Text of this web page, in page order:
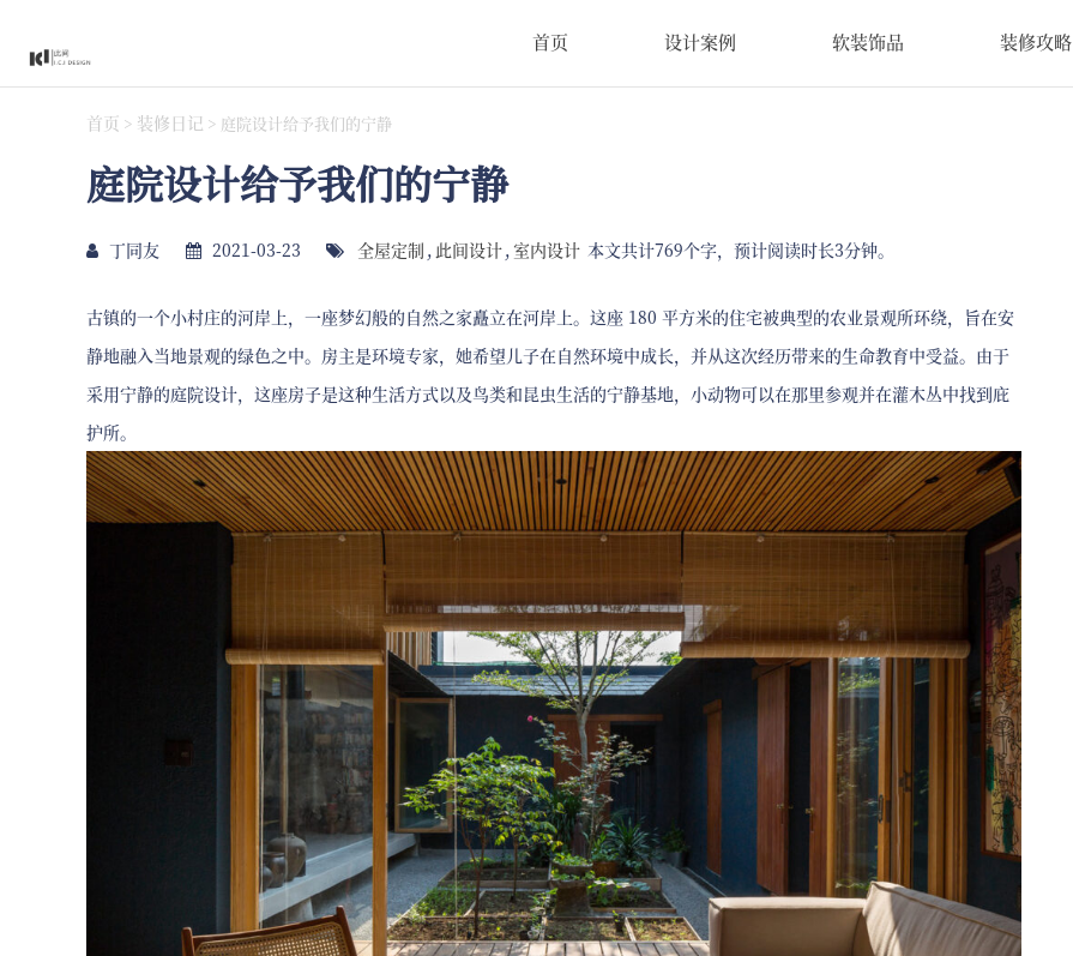
首页 设计案例 软装饰品 装修攻略
首页 > 装修日记 > 庭院设计给予我们的宁静
庭院设计给予我们的宁静
丁同友 2021-03-23 全屋定制 , 此间设计, 室内设计 本文共计769个字，预计阅读时长3分钟。
古镇的一个小村庄的河岸上，一座梦幻般的自然之家矗立在河岸上。这座 180 平方米的住宅被典型的农业景观所环绕，旨在安
静地融入当地景观的绿色之中。房主是环境专家，她希望儿子在自然环境中成长，并从这次经历带来的生命教育中受益。由于
采用宁静的庭院设计，这座房子是这种生活方式以及鸟类和昆虫生活的宁静基地，小动物可以在那里参观并在灌木丛中找到庇
护所。